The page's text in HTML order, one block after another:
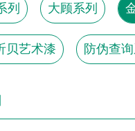
列 大顾系列
贝艺术漆 防伪查